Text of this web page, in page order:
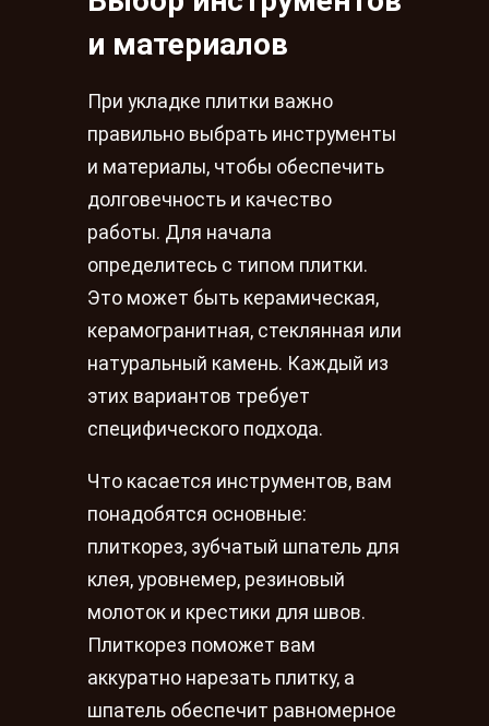
и материалов
При укладке плитки важно
правильно выбрать инструменты
и материалы, чтобы обеспечить
долговечность и качество
работы. Для начала
определитесь с типом плитки.
Это может быть керамическая,
керамогранитная, стеклянная или
натуральный камень. Каждый из
этих вариантов требует
специфического подхода.
Что касается инструментов, вам
понадобятся основные:
плиткорез, зубчатый шпатель для
клея, уровнемер, резиновый
молоток и крестики для швов.
Плиткорез поможет вам
аккуратно нарезать плитку, а
шпатель обеспечит равномерное